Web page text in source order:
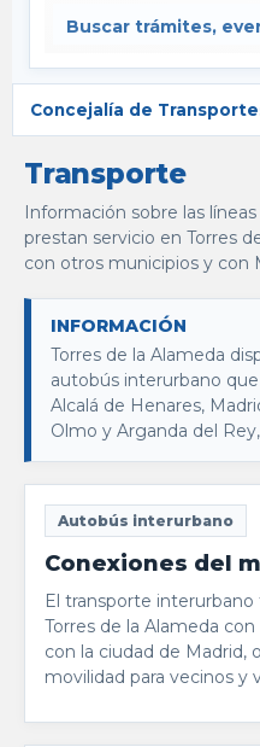
Concejalía de
Transporte
Información sobre las
prestan servicio en Torres
con otros municipios y con
INFORMACIÓN
Torres de la Alameda
autobús interurbano
Alcalá de Henares,
Olmo y Arganda del
Autobús interurbano
Conexiones del
El transporte interurbano
Torres de la Alameda
con la ciudad de Madrid,
movilidad para vecinos y